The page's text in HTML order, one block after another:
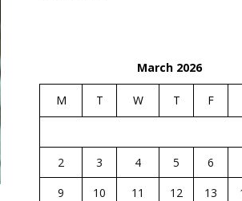
March 2026
M T W T F
2
3 4 5 6
9
10 11 12 13